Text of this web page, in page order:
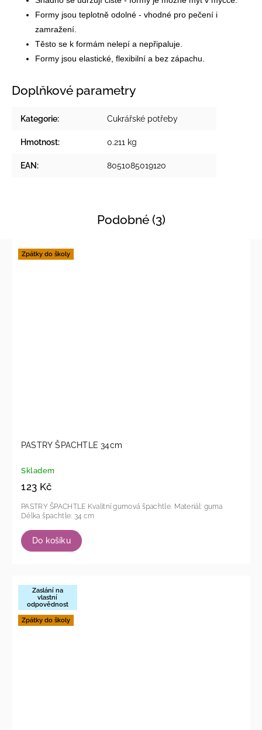
Formy jsou teplotně odolné - vhodné pro pečení i
zamražení.
Těsto se k formám nelepí a nepřipaluje.
Formy jsou elastické, flexibilní a bez zápachu.
Doplňkové parametry
Kategorie: Cukrářské potřeby
Hmotnost: 0.211 kg
EAN: 8051085019120
Podobné (3)
Zpátky do školy
PASTRY ŠPACHTLE 34cm
Skladem
123 Kč
Do košíku
PASTRY ŠPACHTLE Kvalitní gumová špachtle. Materiál: guma
Zaslání na
vlastní
odpovědnost
Zpátky do školy